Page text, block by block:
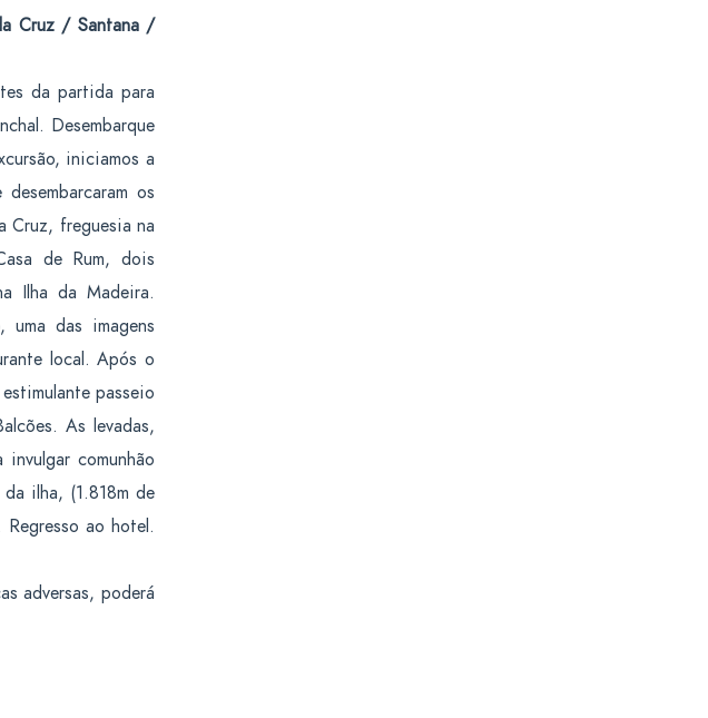
Cruz / Santana /
da partida para
Desembarque
iniciamos a
os
Cruz, freguesia na
de Rum, dois
Ilha da Madeira.
uma das imagens
local. Após o
passeio
As levadas,
comunhão
ilha, (1.818m de
ao hotel.
adversas, poderá